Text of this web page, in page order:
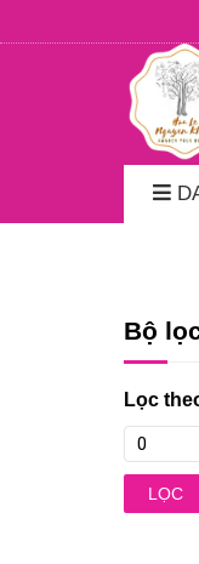
Bộ
Lọc
LỌC